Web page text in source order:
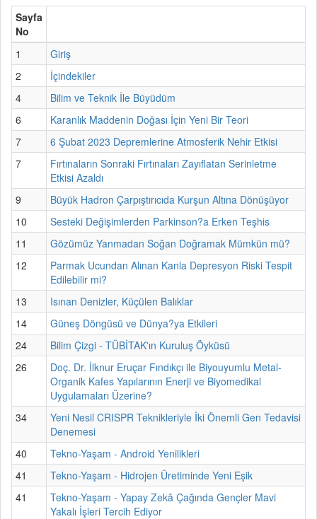
Sayfa
No
1
Giriş
2
İçindekiler
4
Bilim ve Teknik İle Büyüdüm
6
Karanlık Maddenin Doğası İçin Yeni Bir Teori
7
6 Şubat 2023 Depremlerine Atmosferik Nehir Etkisi
7
Fırtınaların Sonraki Fırtınaları Zayıflatan Serinletme
Etkisi Azaldı
9
Büyük Hadron Çarpıştırıcıda Kurşun Altına Dönüşüyor
10
Sesteki Değişimlerden Parkinson?a Erken Teşhis
11
Gözümüz Yanmadan Soğan Doğramak Mümkün mü?
12
Parmak Ucundan Alınan Kanla Depresyon Riski Tespit
Edilebilir mi?
13
Isınan Denizler, Küçülen Balıklar
14
Güneş Döngüsü ve Dünya?ya Etkileri
24
Bilim Çizgi - TÜBİTAK'ın Kuruluş Öyküsü
26
Doç. Dr. İlknur Eruçar Fındıkçı ile Biyouyumlu Metal-
Organik Kafes Yapılarının Enerji ve Biyomedikal
Uygulamaları Üzerine?
34
Yeni Nesil CRISPR Teknikleriyle İki Önemli Gen Tedavisi
Denemesi
40
Tekno-Yaşam - Android Yenilikleri
41
Tekno-Yaşam - Hidrojen Üretiminde Yeni Eşik
41
Tekno-Yaşam - Yapay Zekâ Çağında Gençler Mavi
Yakalı İşleri Tercih Ediyor